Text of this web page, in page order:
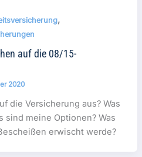
,
auf die 08/15-
2020
die Versicherung aus? Was
sind meine Optionen? Was
erwischt werde?